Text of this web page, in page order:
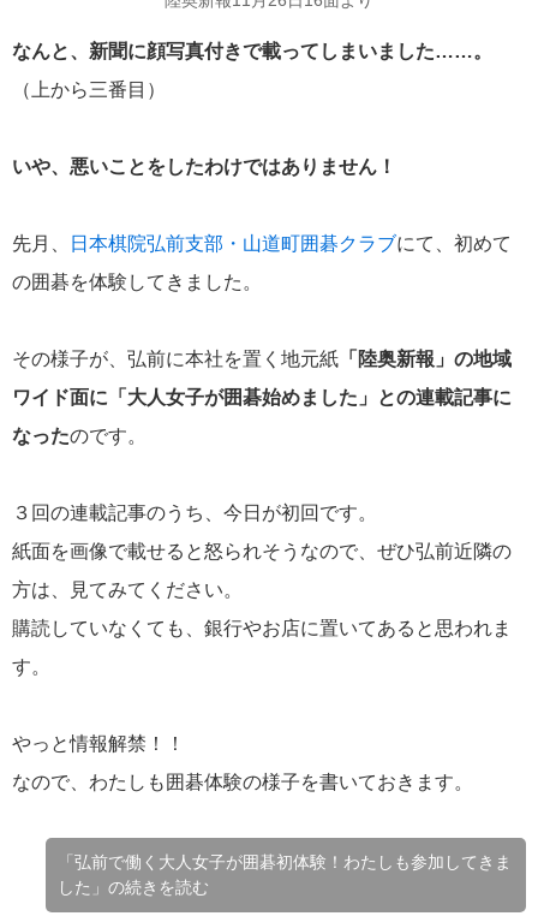
なんと、新聞に顔写真付きで載ってしまいました……。
（上から三番目）
いや、悪いことをしたわけではありません！
先月、 日本棋院弘前支部・山道町囲碁クラブにて、初めて
の囲碁を体験してきました。
その様子が、弘前に本社を置く地元紙 「陸奥新報」の地域
ワイド面に「大人女子が囲碁始めました」との連載記事に
なったのです。
３回の連載記事のうち、今日が初回です。
紙面を画像で載せると怒られそうなので、ぜひ弘前近隣の
方は、見てみてください。
購読していなくても、銀行やお店に置いてあると思われま
す。
やっと情報解禁！！
なので、わたしも囲碁体験の様子を書いておきます。
「弘前で働く大人女子が囲碁初体験！わたしも参加してきま
した」の続きを読む